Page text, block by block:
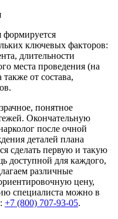
формируется
ключевых факторов:
длительности
места проведения (на
от состава,
понятное
Окончательную
после очной
деталей плана
сделать первую и такую
доступной для каждого,
различные
цену,
специалиста можно в
+7 (800) 707-93-05.